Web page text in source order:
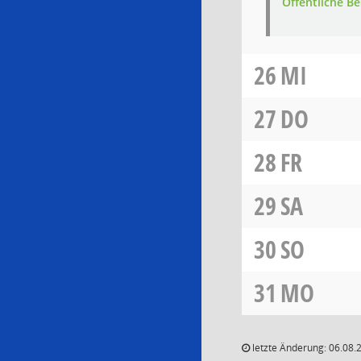
26MI
27DO
28FR
29SA
30SO
31 MO
letzte Änderung: